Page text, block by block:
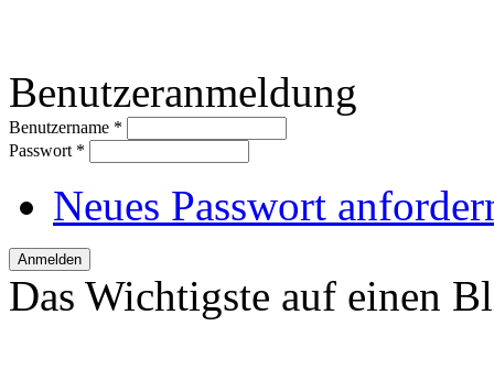
Benutzeranmeldung
Benutzername *
Passwort *
Neues Passwort
Das Wichtigste auf einen